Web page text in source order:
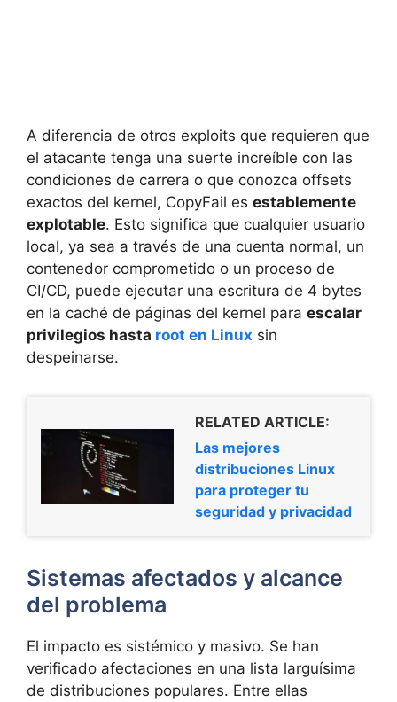
A diferencia de otros exploits que requieren que
el atacante tenga una suerte increíble con las
condiciones de carrera o que conozca offsets
exactos del kernel, CopyFail es establemente
explotable. Esto significa que cualquier usuario
local, ya sea a través de una cuenta normal, un
contenedor comprometido o un proceso de
CI/CD, puede ejecutar una escritura de 4 bytes
en la caché de páginas del kernel para escalar
privilegios hasta root en Linux sin
despeinarse.
RELATED ARTICLE:
Las mejores
distribuciones Linux
para proteger tu
seguridad y privacidad
Sistemas afectados y alcance
del problema
El impacto es sistémico y masivo. Se han
verificado afectaciones en una lista larguísima
de distribuciones populares. Entre ellas